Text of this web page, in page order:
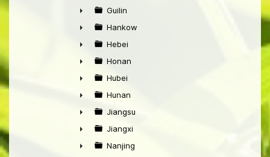
►
►
Guilin
►
Hankow
►
Hebei
►
Honan
►
Hubei
►
Hunan
►
Jiangsu
►
Jiangxi
Nanjing